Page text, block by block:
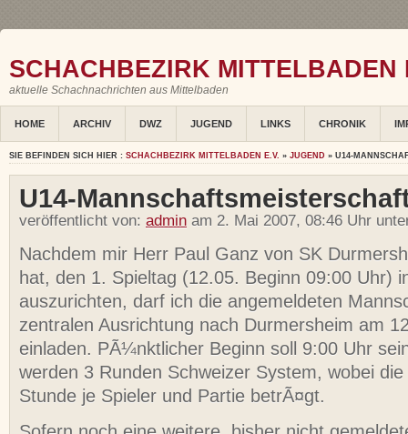
SCHACHBEZIRK MITTELBADEN
aktuelle Schachnachrichten aus Mittelbaden
HOME ARCHIV DWZ JUGEND LINKS CHRONIK
SIE BEFINDEN SICH HIER : SCHACHBEZIRK MITTELBADEN E.V. » JUGEND » U14-
U14-
veröffentlicht von: admin am 2. Mai 2007, 08:46 Uhr
Nachdem mir Herr Paul Ganz von SK
hat, den 1. Spieltag (12.05. Beginn 09:00 Uhr)
auszurichten, darf ich die angemeldeten
zentralen Ausrichtung nach Durmersheim am
einladen. PÃ¼nktlicher Beginn soll 9:00 Uhr
werden 3 Runden Schweizer System, wobei
Stunde je Spieler und Partie betrÃ¤gt.